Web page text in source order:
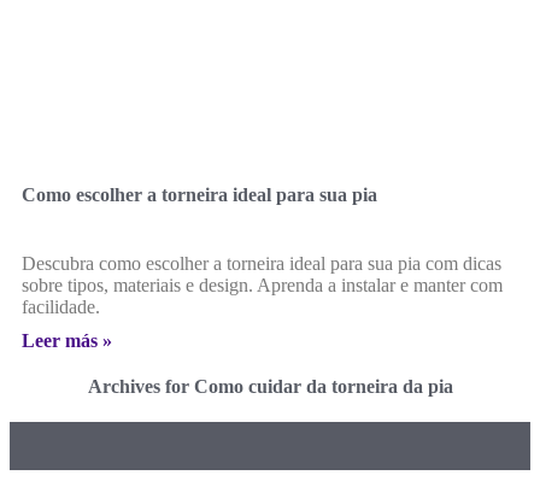
Como escolher a torneira ideal para sua pia
Descubra como escolher a torneira ideal para sua pia com dicas
sobre tipos, materiais e design. Aprenda a instalar e manter com
facilidade.
Leer más »
Archives for Como cuidar da torneira da pia